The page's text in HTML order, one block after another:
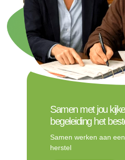
Samen met jou
begeleiding het
Samen werken aan
herstel